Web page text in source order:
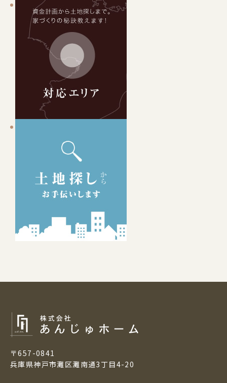
〒657-0841
兵庫県神戸市灘区灘南通3丁目4-20